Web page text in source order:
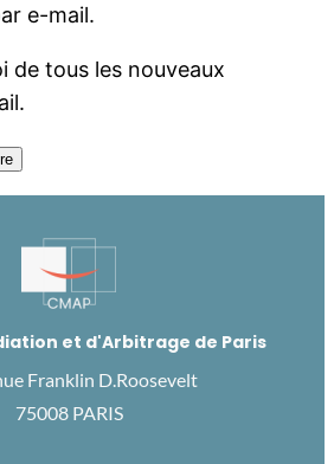
e-mail.
de tous les nouveaux
et d'Arbitrage de Paris
Franklin D.Roosevelt
75008 PARIS